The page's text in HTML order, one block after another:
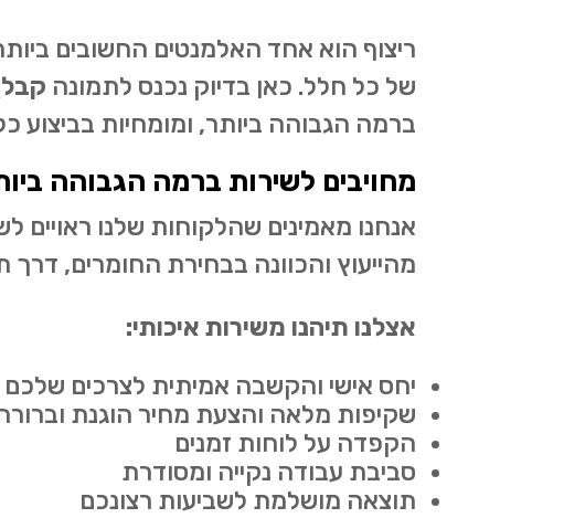
ריצוף הוא אחד האלמנטים החשובים
של כל חלל. כאן בדיוק נכנס לתמונה
ברמה הגבוהה ביותר, ומומחיות בביצוע
מחויבים לשירות ברמה הגבוהה
אנחנו מאמינים שהלקוחות שלנו ראויים
מהייעוץ והכוונה בבחירת החומרים,
אצלנו תיהנו משירות איכותי:
יחס אישי והקשבה אמיתית לצרכים שלכם
שקיפות מלאה והצעת מחיר הוגנת
הקפדה על לוחות זמנים
סביבת עבודה נקייה ומסודרת
תוצאה מושלמת לשביעות רצונכם